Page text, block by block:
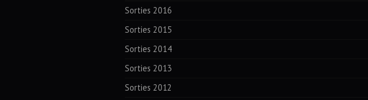
Sorties 2016
Sorties 2015
Sorties 2014
Sorties 2013
Sorties 2012